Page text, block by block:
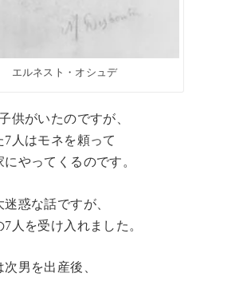
エルネスト・オシュデ
供がいたのですが、
人はモネを頼って
やってくるのです。
惑な話ですが、
人を受け入れました。
男を出産後、